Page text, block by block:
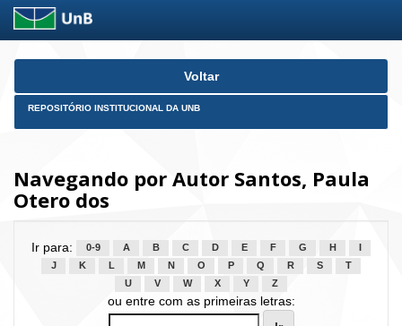
Skip
Voltar
REPOSITÓRIO INSTITUCIONAL DA UNB
Navegando por Autor Santos, Paula
Otero dos
Ir para: 0-9 A B C D E F G H
J
K L M N O P Q R S
T
U
V W X Y Z
ou entre com as primeiras letras: